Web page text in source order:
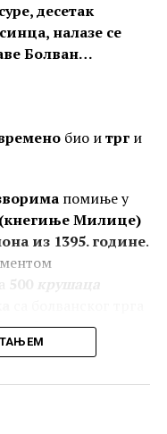
са инстаграм налога
и у њега се
делимично
десетак
налазе се
Болван…
био итрги
помиње у
Милице)
из 1395. године.
500
.
Аутор фотографије